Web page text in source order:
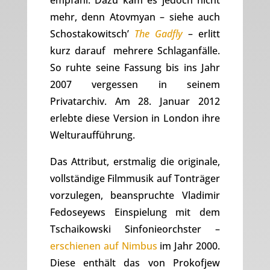
mehr, denn Atovmyan – siehe auch
Schostakowitsch’ The Gadfly– erlitt
kurz darauf mehrere Schlaganfälle.
So ruhte seine Fassung bis ins Jahr
2007 vergessen in seinem
Privatarchiv. Am 28. Januar 2012
erlebte diese Version in London ihre
Welturaufführung.
Das Attribut, erstmalig die originale,
vollständige Filmmusik auf Tonträger
vorzulegen, beanspruchte Vladimir
Fedoseyews Einspielung mit dem
Tschaikowski Sinfonieorchster –
erschienen auf Nimbus im Jahr 2000.
Diese enthält das von Prokofjew